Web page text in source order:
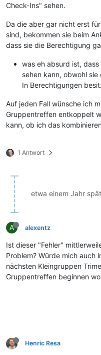
Check-Ins" sehen.
Da die aber gar nicht erst
sind, bekommen sie beim
dass sie die Berechtigung
was eh absurd ist,
sehen kann, obwohl
In Berechtigungen
Auf jeden Fall wünsche ich
Gruppentreffen entkoppelt
kann, ob ich das
1 Antwort
etwa einem Jahr
A alexentz
Ist dieser "Fehler"
Problem? Würde mich auch
nächsten Kleingruppen
Gruppentreffen beginnen
Henric Resa